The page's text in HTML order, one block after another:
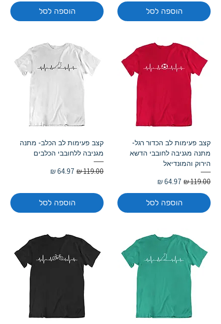
הוספה לסל הוספה לסל
קצב פעימות לב הכדור רגל-
מתנה מגניבה לחובבי הדשא
הירוק והמונדיאל
מחיר רגיל מחיר מבצע
הוספה לסל
קצב פעימות לב הכלב- מתנה
מגניבה ללחובבי הכלבים
מחיר רגיל מחיר מבצע
הוספה לסל